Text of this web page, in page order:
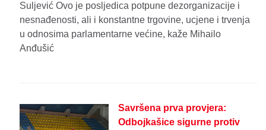
Suljević Ovo je posljedica potpune dezorganizacije i
nesnađenosti, ali i konstantne trgovine, ucjene i trvenja
u odnosima parlamentarne većine, kaže Mihailo
Anđušić
Savršena prva provjera:
Odbojkašice sigurne protiv